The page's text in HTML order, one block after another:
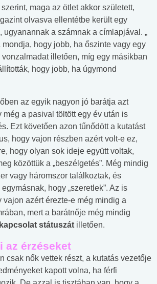
maga az ötlet akkor született,
olvasva ellentétbe került egy
, ugyanannak a számnak a címlapjával. „
mondja, hogy jobb, ha őszinte vagy egy
illetően, míg egy másikban
hogy jobb, ha úgymond
az egyik nagyon jó barátja azt
még a pasival töltött egy év után is
Ezt követően azon tűnődött a kutatást
hogy vajon részben azért volt-e ez,
hogy olyan sok ideje együtt voltak,
közöttük a „beszélgetés”. Még mindig
vagy háromszor találkoztak, és
hogy „szeretlek”. Az is
vajon azért érezte-e még mindig a
mert a barátnője még mindig
kapcsolat státuszát illetően.
az érzéseket
csak nők vettek részt, a kutatás vezetője
kapott volna, ha férfi